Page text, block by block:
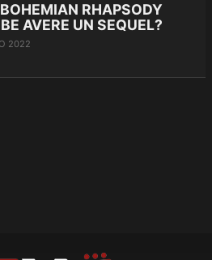
RHAPSODY
AVERE UN SEQUEL?
2022